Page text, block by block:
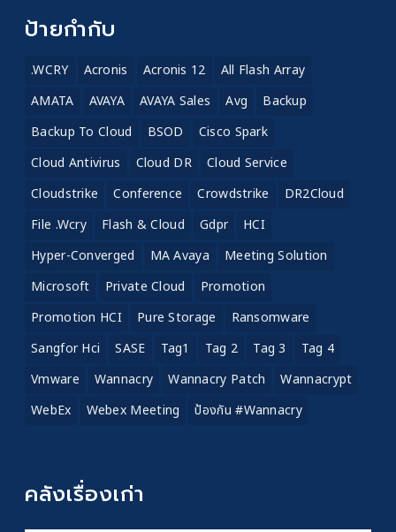
ป้ายกำกับ
.WCRY Acronis Acronis 12
All Flash Array
AMATA
AVAYA AVAYA Sales Avg
Backup
Backup To Cloud
BSOD
Cisco Spark
Cloud Antivirus
Cloud DR
Cloud Service
Cloudstrike
Conference Crowdstrike
DR2Cloud
File .wcry
Flash & Cloud Gdpr
HCI
Hyper-Converged
MA Avaya
Meeting Solution
Microsoft
Private Cloud
Promotion
Promotion HCI
Pure Storage
Ransomware
Sangfor Hci
SASE Tag1 Tag 2 Tag 3
Tag 4
Vmware
Wannacry Wannacry Patch
Wannacrypt
WebEx
Webex Meeting ป้องกัน #wannacry
คลังเรื่องเก่า